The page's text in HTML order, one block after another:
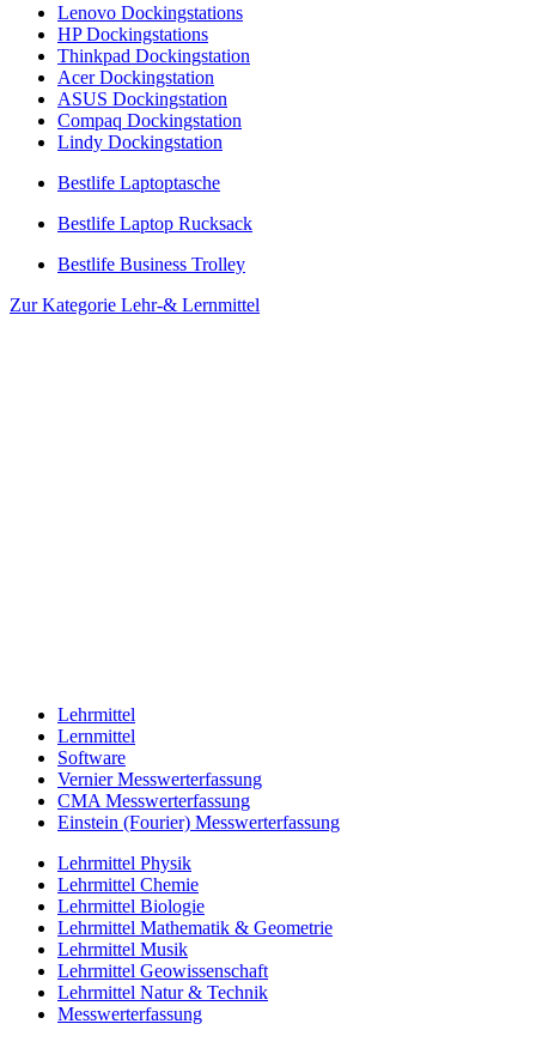
Lenovo Dockingstations
HP Dockingstations
Thinkpad Dockingstation
Acer Dockingstation
ASUS Dockingstation
Compaq Dockingstation
Lindy Dockingstation
Bestlife Laptoptasche
Bestlife Laptop Rucksack
Bestlife Business Trolley
Zur Kategorie Lehr-& Lernmittel
Lehrmittel
Lernmittel
Software
Vernier Messwerterfassung
CMA Messwerterfassung
Einstein (Fourier) Messwerterfassung
Lehrmittel Physik
Lehrmittel Chemie
Lehrmittel Biologie
Lehrmittel Mathematik & Geometrie
Lehrmittel Musik
Lehrmittel Geowissenschaft
Lehrmittel Natur & Technik
Messwerterfassung